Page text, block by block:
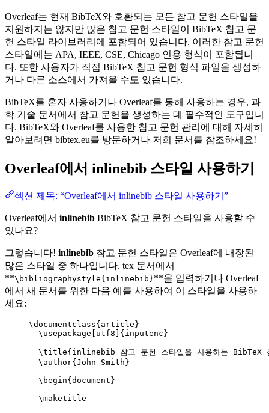
Overleaf는 현재 BibTeX와 호환되는 모든 참고 문헌 스타일을
지원하지는 않지만 많은 참고 문헌 스타일이 BibTeX 참고 문
헌 스타일 라이브러리에 포함되어 있습니다. 이러한 참고 문헌
스타일에는 APA, IEEE, CSE, Chicago 인용 형식이 포함됩니
다. 또한 사용자가 직접 BibTeX 참고 문헌 형식 파일을 생성하
거나 다른 소스에서 가져올 수도 있습니다.
BibTeX를 혼자 사용하거나 Overleaf를 통해 사용하는 경우, 과
학 기술 문서에서 참고 문헌을 생성하는 데 필수적인 도구입니
다. BibTeX와 Overleaf를 사용한 참고 문헌 관리에 대해 자세히
알아보려면 bibtex.eu를 방문하거나 저희 문서를 참조하세요!
Overleaf에서 inlinebib 스타일 사용하기
섹션 제목: “Overleaf에서 inlinebib 스타일 사용하기”
Overleaf에서 inlinebib BibTeX 참고 문헌 스타일을 사용할 수
있나요?
그렇습니다! inlinebib 참고 문헌 스타일은 Overleaf에 내장된
많은 스타일 중 하나입니다. tex 문서에서
**\bibliographystyle{inlinebib}**을 입력하거나 Overleaf
에서 새 문서를 위한 다음 예를 사용하여 이 스타일을 사용하
세요:
\documentclass{ article }
\usepackage
utf8 ]{ inputenc }
\title{inlinebib 참고 문헌 스타일을 사용하는 BibTeX
\author{John Smith}
\begin{ document }
\maketitle